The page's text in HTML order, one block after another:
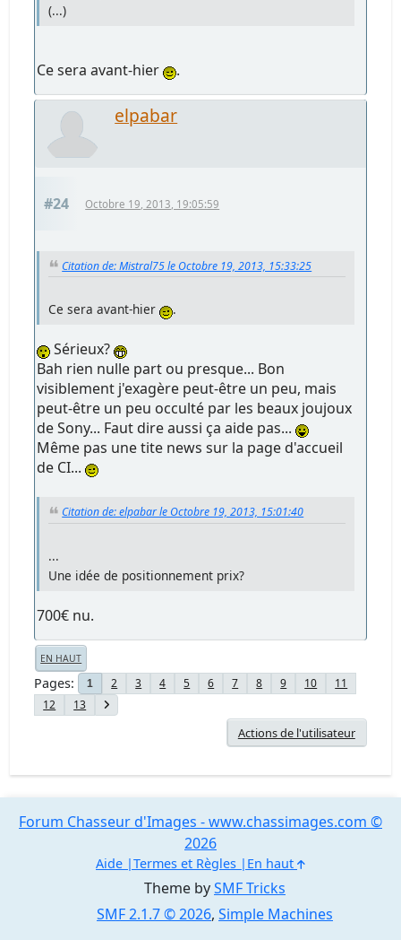
(...)
Ce sera avant-hier .
elpabar
#24 Octobre 19, 2013, 19:05:59
Citation de: Mistral75 le Octobre 19, 2013, 15:33:25
Ce sera avant-hier .
Sérieux?
Bah rien nulle part ou presque... Bon
visiblement j'exagère peut-être un peu, mais
peut-être un peu occulté par les beaux joujoux
de Sony... Faut dire aussi ça aide pas...
Même pas une tite news sur la page d'accueil
de CI...
Citation de: elpabar le Octobre 19, 2013, 15:01:40
...
Une idée de positionnement prix?
700€ nu.
EN HAUT
Pages 1 2 3 4 5 6 7 8 9 10
11
12
13
Actions de l'utilisateur
Theme bySMF Tricks
SMF 2.1.7 © 2026, Simple Machines
Forum Chasseur d'Images - www.chassimages.com ©
2026
Aide Termes et Règles En haut